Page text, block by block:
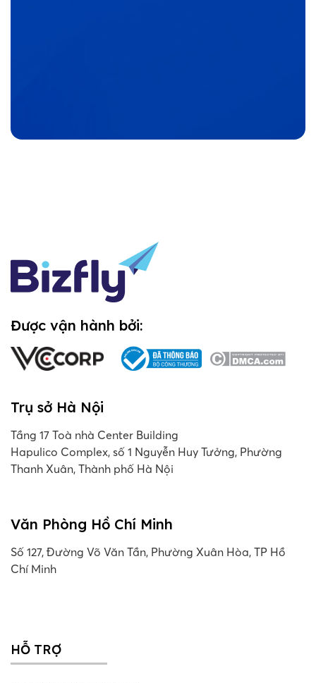
Được vận hành bởi:
Trụ sở Hà Nội
Tầng 17 Toà nhà Center Building
Hapulico Complex, số 1 Nguyễn Huy Tưởng, Phường
Thanh Xuân, Thành phố Hà Nội
Văn Phòng Hồ Chí Minh
Số 127, Đường Võ Văn Tần, Phường Xuân Hòa, TP Hồ
Chí Minh
HỖ TRỢ